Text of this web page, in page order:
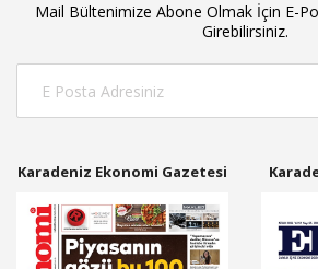
Mail Bültenimize Abone Olmak İçin E-
Girebilirsiniz.
Karadeniz Ekonomi Gazetesi